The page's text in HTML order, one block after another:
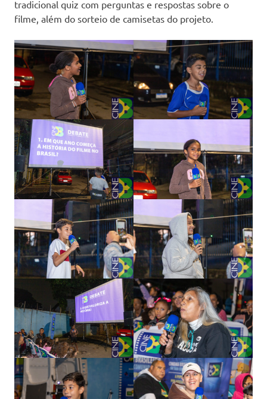
tradicional quiz com perguntas e respostas sobre o
filme, além do sorteio de camisetas do projeto.